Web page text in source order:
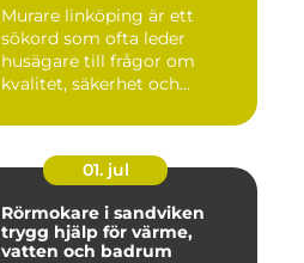
Murare linköping är ett
sökord som ofta leder
husägare till frågor om
kvalitet, säkerhet och
01. jul
Rörmokare i sandviken
trygg hjälp för värme,
vatten och badrum